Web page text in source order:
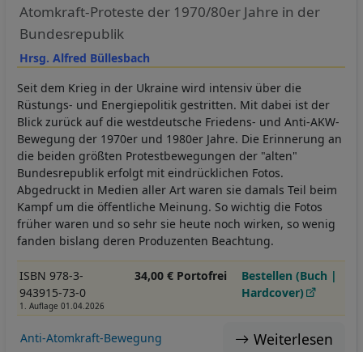
Hrsg. Alfred Büllesbach
Atomkraft-Proteste der 1970/80er Jahre in der
Bundesrepublik
Seit dem Krieg in der Ukraine wird intensiv über die
Rüstungs- und Energiepolitik gestritten. Mit dabei ist der
Blick zurück auf die westdeutsche Friedens- und Anti-AKW-
Bewegung der 1970er und 1980er Jahre. Die Erinnerung an
die beiden größten Protestbewegungen der "alten"
Bundesrepublik erfolgt mit eindrücklichen Fotos.
Abgedruckt in Medien aller Art waren sie damals Teil beim
Kampf um die öffentliche Meinung. So wichtig die Fotos
früher waren und so sehr sie heute noch wirken, so wenig
fanden bislang deren Produzenten Beachtung.
ISBN 978-3-
943915-73-0
1. Auflage 01.04.2026
34,00 € Portofrei
Bestellen (Buch |
Hardcover)
Weiterlesen
Anti-Atomkraft-Bewegung